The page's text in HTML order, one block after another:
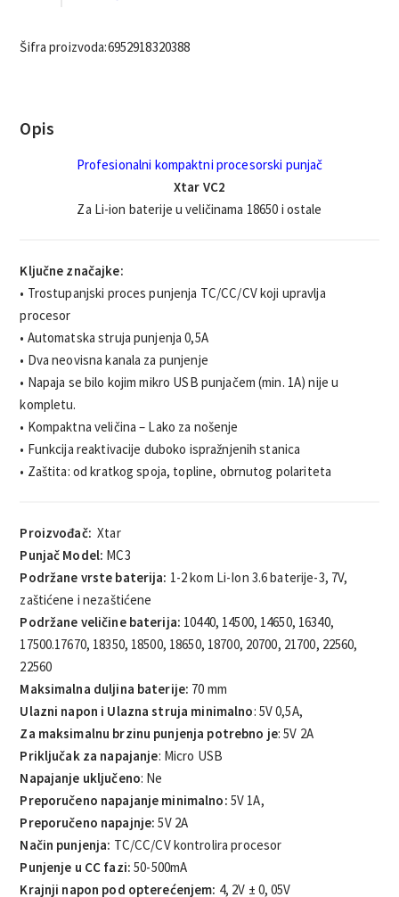
Šifra proizvoda:6952918320388
Opis
Profesionalni kompaktni procesorski punjač
Xtar VC2
Za Li-ion baterije u veličinama 18650 i ostale
Ključne značajke:
• Trostupanjski proces punjenja TC/CC/CV koji upravlja
procesor
• Automatska struja punjenja 0,5A
• Dva neovisna kanala za punjenje
• Napaja se bilo kojim mikro USB punjačem (min. 1A) nije u
kompletu.
• Kompaktna veličina – Lako za nošenje
• Funkcija reaktivacije duboko ispražnjenih stanica
• Zaštita: od kratkog spoja, topline, obrnutog polariteta
Proizvođač: Xtar
Punjač Model: MC3
Podržane vrste baterija: 1-2 kom Li-Ion 3.6 baterije-3, 7V,
zaštićene i nezaštićene
Podržane veličine baterija: 10440, 14500, 14650, 16340,
17500.17670, 18350, 18500, 18650, 18700, 20700, 21700, 22560,
22560
Maksimalna duljina baterije: 70 mm
Ulazni napon i Ulazna struja minimalno: 5V 0,5A,
Za maksimalnu brzinu punjenja potrebno je: 5V 2A
Priključak za napajanje: Micro USB
Napajanje uključeno: Ne
Preporučeno napajanje minimalno: 5V 1A,
Preporučeno napajnje: 5V 2A
Način punjenja: TC/CC/CV kontrolira procesor
Punjenje u CC fazi: 50-500mA
Krajnji napon pod opterećenjem: 4, 2V ± 0, 05V